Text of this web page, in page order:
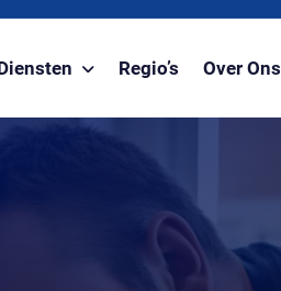
Regio’s Over Ons